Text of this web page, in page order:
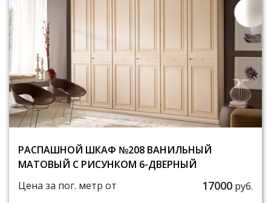
РАСПАШНОЙ ШКАФ №208 ВАНИЛЬНЫЙ
МАТОВЫЙ С РИСУНКОМ 6-ДВЕРНЫЙ
Цена за пог. метр от
17000 руб.